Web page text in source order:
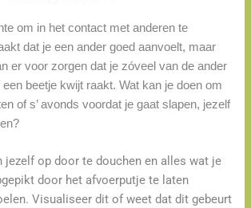
om in het contact met anderen te
dat je een ander goed aanvoelt, maar
er voor zorgen dat je zóveel van de ander
beetje kwijt raakt. Wat kan je doen om
of s’ avonds voordat je gaat slapen, jezelf
jezelf op door te douchen en alles wat je
door het afvoerputje te laten
Visualiseer dit of weet dat dit gebeurt